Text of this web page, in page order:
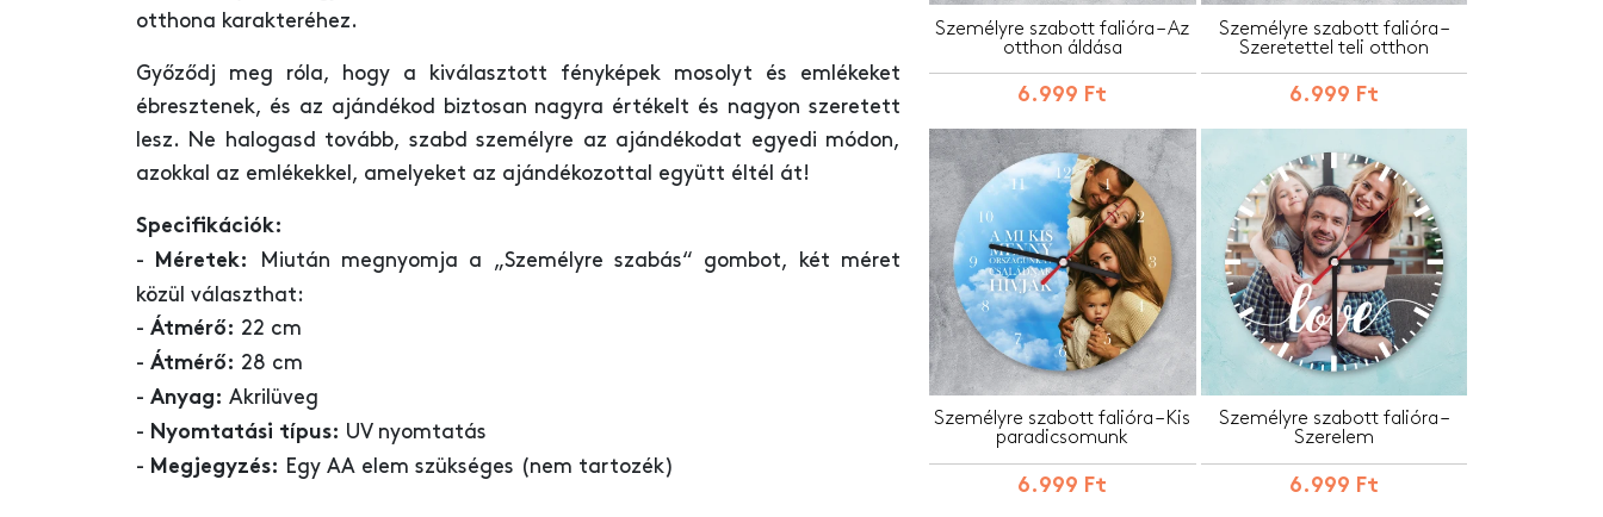
otthona karakteréhez.
Győződj meg róla, hogy a kiválasztott fényképek mosolyt és emlékeket
ébresztenek, és az ajándékod biztosan nagyra értékelt és nagyon szeretett
lesz. Ne halogasd tovább, szabd személyre az ajándékodat egyedi módon,
azokkal az emlékekkel, amelyeket az ajándékozottal együtt éltél át!
Specifikációk:
-
Méretek:
Miután megnyomja a „Személyre szabás“ gombot, két méret
közül választhat:
- Átmérő: 22 cm
- Átmérő: 28 cm
- Anyag: Akrilüveg
- Nyomtatási típus: UV nyomtatás
- Megjegyzés: Egy AA elem szükséges (nem tartozék)
Személyre szabott falióra – Az
otthon áldása
6.999 Ft
Személyre szabott falióra –
Szeretettel teli otthon
6.999 Ft
Személyre szabott falióra – Kis
paradicsomunk
6.999 Ft
Személyre szabott falióra –
Szerelem
6.999 Ft